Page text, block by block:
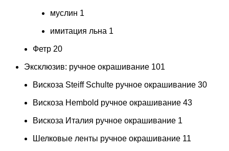
муслин 1
имитация льна 1
Фетр 20
Эксклюзив: ручное окрашивание 101
Вискоза Steiff Schulte ручное окрашивание 30
Вискоза Hembold ручное окрашивание 43
Вискоза Италия ручное окрашивание 1
Шелковые ленты ручное окрашивание 11